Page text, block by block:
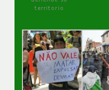
territorio